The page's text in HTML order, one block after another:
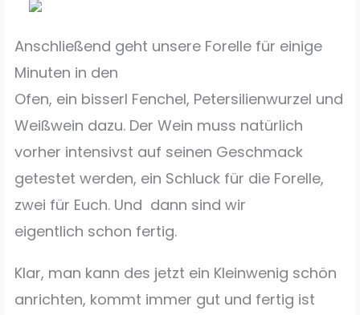
Anschließend geht unsere Forelle für einige
Minuten in den
Ofen, ein bisserl Fenchel, Petersilienwurzel und
Weißwein dazu. Der Wein muss natürlich
vorher intensivst auf seinen Geschmack
getestet werden, ein Schluck für die Forelle,
zwei für Euch. Und dann sind wir
eigentlich schon fertig.
Klar, man kann des jetzt ein Kleinwenig schön
anrichten, kommt immer gut und fertig ist